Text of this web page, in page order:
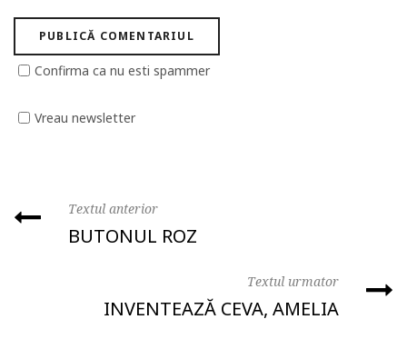
Confirma ca nu esti spammer
Vreau newsletter
Textul anterior
BUTONUL ROZ
Textul urmator
INVENTEAZĂ CEVA, AMELIA